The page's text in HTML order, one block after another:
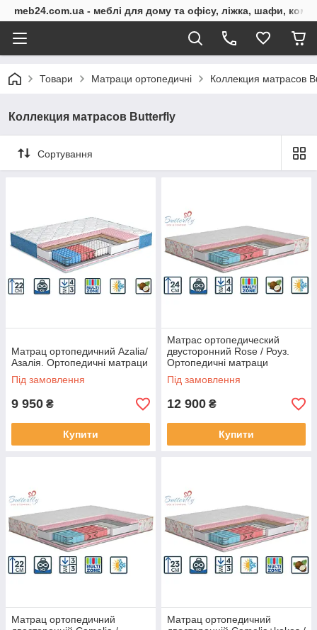
meb24.com.ua - меблі для дому та офісу, ліжка, шафи,
Товари Матраци ортопедичні Коллекция матрасов
Коллекция матрасов Butterfly
Сортування
Матрац ортопедичний Azalia/
Азалія. Ортопедичні матраци
Під замовлення
9 950 ₴
Купити
Матрас ортопедический
двусторонний Rose / Роуз.
Ортопедичні матраци
Під замовлення
12 900 ₴
Купити
Матрац ортопедичний
Матрац ортопедичний